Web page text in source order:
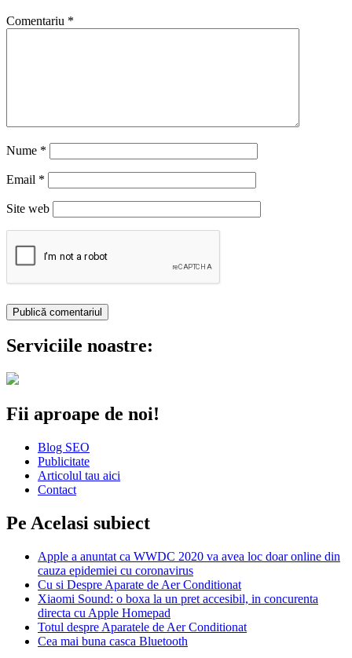
Comentariu *
Nume *
Email *
Site web
Serviciile noastre:
Fii aproape de noi!
Blog SEO
Publicitate
Articolul tau aici
Contact
Pe Acelasi subiect
Apple a anuntat ca WWDC 2020 va avea loc doar online din
cauza epidemiei cu coronavirus
Cu si Despre Aparate de Aer Conditionat
Xiaomi Sound: o boxa la un pret accesibil, in concurenta
directa cu Apple Homepad
Totul despre Aparatele de Aer Conditionat
Cea mai buna casca Bluetooth